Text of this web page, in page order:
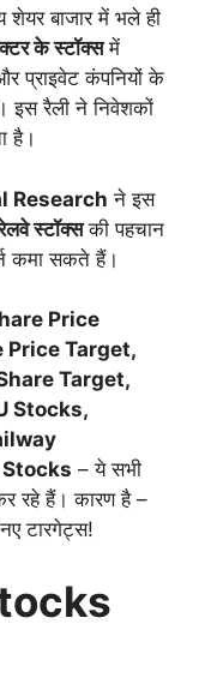
शेयर बाजार में भले ही
के स्टॉक्समें
प्राइवेट कंपनियों के
इस रैली ने निवेशकों
है।
Research ने इस
स्टॉक्सकी पहचान
कमा सकते हैं।
Price
Price Target,
Target,
Stocks,
– ये सभी
रहे हैं। कारण है –
टारगेट्स!